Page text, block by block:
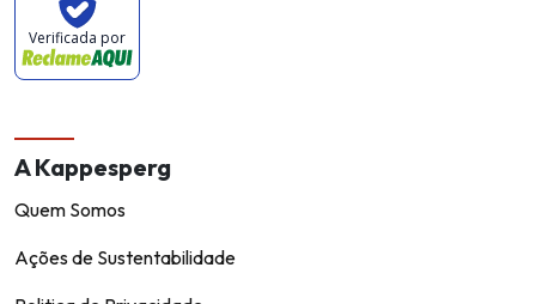
Verificada por
A Kappesperg
Quem Somos
Ações de Sustentabilidade